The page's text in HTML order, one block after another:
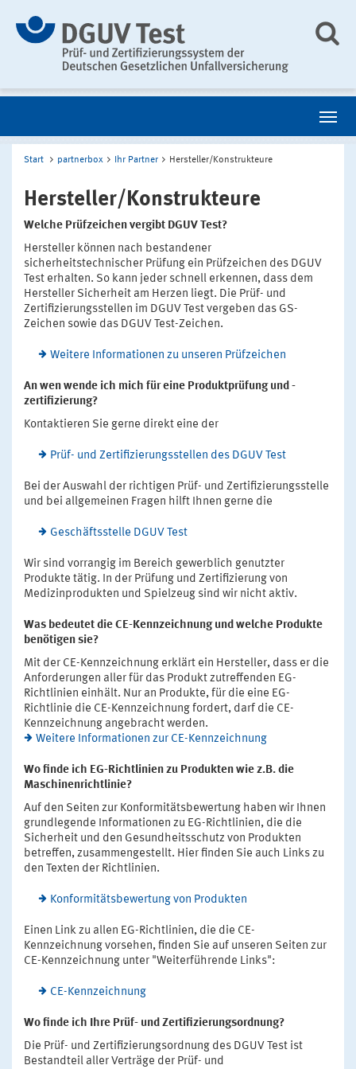
Start partnerbox Ihr Partner Hersteller/Konstrukteure
Hersteller/Konstrukteure
Welche Prüfzeichen vergibt DGUV Test?
Hersteller können nach bestandener
sicherheitstechnischer Prüfung ein Prüfzeichen des DGUV
Test erhalten. So kann jeder schnell erkennen, dass dem
Hersteller Sicherheit am Herzen liegt. Die Prüf- und
Zertifizierungsstellen im DGUV Test vergeben das GS-
Zeichen sowie das DGUV Test-Zeichen.
Weitere Informationen zu unseren Prüfzeichen
An wen wende ich mich für eine Produktprüfung und -
zertifizierung?
Kontaktieren Sie gerne direkt eine der
Prüf- und Zertifizierungsstellen des DGUV Test
Bei der Auswahl der richtigen Prüf- und Zertifizierungsstelle
und bei allgemeinen Fragen hilft Ihnen gerne die
Geschäftsstelle DGUV Test
Wir sind vorrangig im Bereich gewerblich genutzter
Produkte tätig. In der Prüfung und Zertifizierung von
Medizinprodukten und Spielzeug sind wir nicht aktiv.
Was bedeutet die CE-Kennzeichnung und welche Produkte
benötigen sie?
Mit der CE-Kennzeichnung erklärt ein Hersteller, dass er die
Anforderungen aller für das Produkt zutreffenden EG-
Richtlinien einhält. Nur an Produkte, für die eine EG-
Richtlinie die CE-Kennzeichnung fordert, darf die CE-
Kennzeichnung angebracht werden.
Weitere Informationen zur CE-Kennzeichnung
Wo finde ich EG-Richtlinien zu Produkten wie z.B. die
Maschinenrichtlinie?
Auf den Seiten zur Konformitätsbewertung haben wir Ihnen
grundlegende Informationen zu EG-Richtlinien, die die
Sicherheit und den Gesundheitsschutz von Produkten
betreffen, zusammengestellt. Hier finden Sie auch Links zu
den Texten der Richtlinien.
Konformitätsbewertung von Produkten
Einen Link zu allen EG-Richtlinien, die die CE-
Kennzeichnung vorsehen, finden Sie auf unseren Seiten zur
CE-Kennzeichnung unter "Weiterführende Links":
CE-Kennzeichnung
Wo finde ich Ihre Prüf- und Zertifizierungsordnung?
Die Prüf- und Zertifizierungsordnung des DGUV Test ist
Bestandteil aller Verträge der Prüf- und